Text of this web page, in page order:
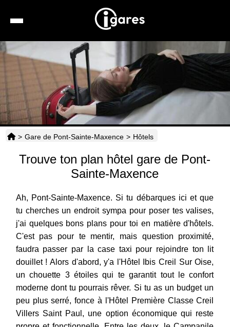
Location de voiture
Hôtels
Taxis
Horaires
> Gare de Pont-Sainte-Maxence > Hôtels
Trouve ton plan hôtel gare de Pont-
Sainte-Maxence
Ah, Pont-Sainte-Maxence. Si tu débarques ici et que
tu cherches un endroit sympa pour poser tes valises,
j'ai quelques bons plans pour toi en matière d'hôtels.
C'est pas pour te mentir, mais question proximité,
faudra passer par la case taxi pour rejoindre ton lit
douillet ! Alors d'abord, y'a l'Hôtel Ibis Creil Sur Oise,
un chouette 3 étoiles qui te garantit tout le confort
moderne dont tu pourrais rêver. Si tu as un budget un
peu plus serré, fonce à l'Hôtel Première Classe Creil
Villers Saint Paul, une option économique qui reste